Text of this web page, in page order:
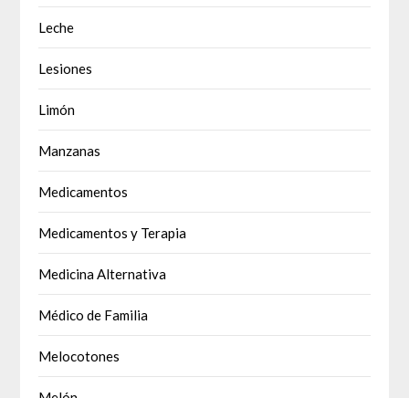
Leche
Lesiones
Limón
Manzanas
Medicamentos
Medicamentos y Terapia
Medicina Alternativa
Médico de Familia
Melocotones